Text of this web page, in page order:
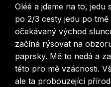
Oléé a jdeme na to, jedu
po 2/3 cesty jedu po
očekávaný východ
začíná rýsovat na
paprsky. Mě to nedá a
této pro mě vzácnosti.
ale ta probouzející